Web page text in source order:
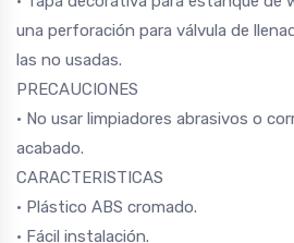
una perforación para válvula de
las no usadas.
PRECAUCIONES
• No usar limpiadores abrasivos o
acabado.
CARACTERISTICAS
• Plástico ABS cromado.
• Fácil instalación.